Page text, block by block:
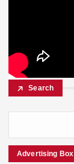
Search
Advertising Box